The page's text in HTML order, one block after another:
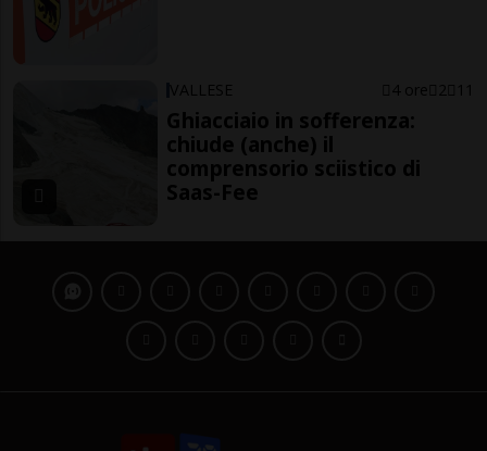
VALLESE 4 ore 2 11
Ghiacciaio in sofferenza:
chiude (anche) il
comprensorio sciistico di
Saas-Fee